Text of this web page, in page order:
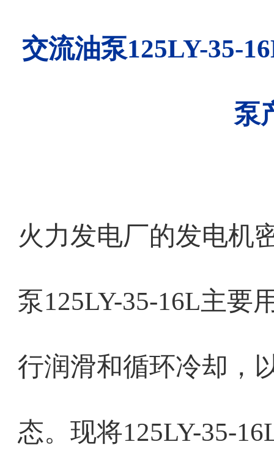
交流油泵125LY-35-
泵
火力发电厂的发电机
泵125LY-35-16L主要
行润滑和循环冷却，
态。现将125LY-35-